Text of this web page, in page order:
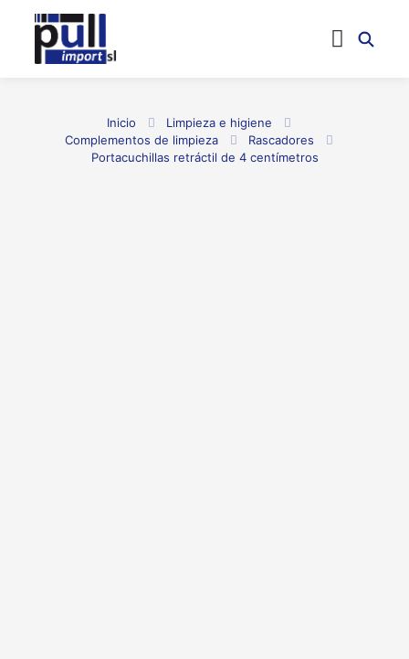
Inicio
Limpieza e higiene
Complementos de limpieza
Rascadores
Portacuchillas retráctil de 4 centímetros